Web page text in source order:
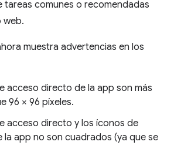
tareas comunes o recomendadas
web.
muestra advertencias en los
acceso directo de la app son más
96 × 96 píxeles.
acceso directo y los íconos de
la app no son cuadrados (ya que se